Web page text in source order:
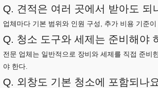
Q. 견적은 여러 곳에서 받아도 되
업체마다 기본 범위와 인원 구성, 추가 비용 기준
Q. 청소 도구와 세제는 준비해야
전문 업체는 일반적으로 장비와 세제를 직접 준비
야 한다.
Q. 외창도 기본 청소에 포함되나